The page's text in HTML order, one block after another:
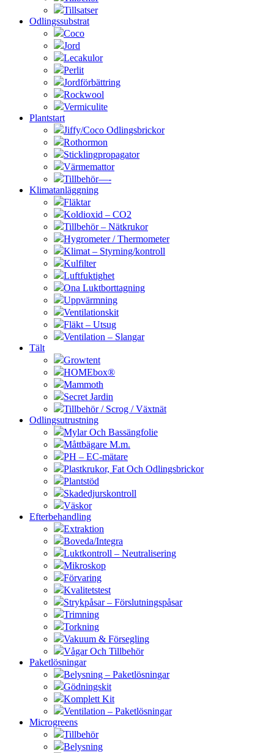
Tillsatser
Odlingssubstrat
Coco
Jord
Lecakulor
Perlit
Jordförbättring
Rockwool
Vermiculite
Plantstart
Jiffy/Coco Odlingsbrickor
Rothormon
Sticklingpropagator
Värmemattor
Tillbehör—-
Klimatanläggning
Fläktar
Koldioxid – CO2
Tillbehör – Nätkrukor
Hygrometer / Thermometer
Klimat – Styrning/kontroll
Kulfilter
Luftfuktighet
Ona Luktborttagning
Uppvärmning
Ventilationskit
Fläkt – Utsug
Ventilation – Slangar
Tält
Growtent
HOMEbox®
Mammoth
Secret Jardin
Tillbehör / Scrog / Växtnät
Odlingsutrustning
Mylar Och Bassängfolie
Måttbägare M.m.
PH – EC-mätare
Plastkrukor, Fat Och Odlingsbrickor
Plantstöd
Skadedjurskontroll
Väskor
Efterbehandling
Extraktion
Boveda/Integra
Luktkontroll – Neutralisering
Mikroskop
Förvaring
Kvalitetstest
Strykpåsar – Förslutningspåsar
Trimning
Torkning
Vakuum & Försegling
Vågar Och Tillbehör
Paketlösningar
Belysning – Paketlösningar
Gödningskit
Komplett Kit
Ventilation – Paketlösningar
Microgreens
Tillbehör
Belysning